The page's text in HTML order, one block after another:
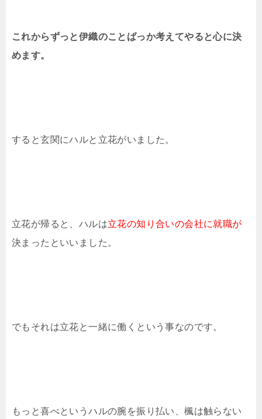
これからずっと伊織のことばっか考えてやると心に決
めます。
すると玄関にハルと立花がいました。
立花が帰ると、ハルは立花の知り合いの会社に就職が
決まったといいました。
でもそれは立花と一緒に働くという事なのです。
もっと喜べというハルの腕を振り払い、楓は触らない